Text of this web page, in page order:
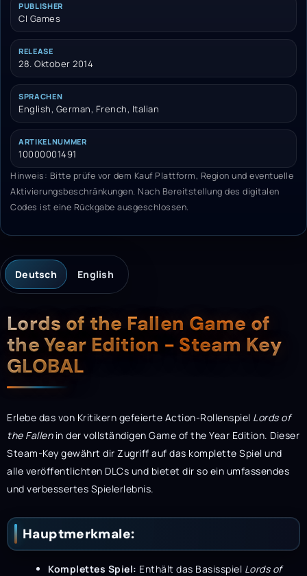
PUBLISHER
CI Games
RELEASE
28. Oktober 2014
SPRACHEN
English, German, French, Italian
ARTIKELNUMMER
10000001491
Hinweis: Bitte prüfe vor dem Kauf Plattform, Region und eventuelle
Aktivierungsbeschränkungen. Nach Bereitstellung des digitalen
Codes ist eine Rückgabe ausgeschlossen.
Deutsch English
Beschreibung
Lords of the Fallen Game of
the Year Edition - Steam Key
GLOBAL
Erlebe das von Kritikern gefeierte Action-Rollenspiel Lords of
the Fallenin der vollständigen Game of the Year Edition. Dieser
Steam-Key gewährt dir Zugriff auf das komplette Spiel und
alle veröffentlichten DLCs und bietet dir so ein umfassendes
und verbessertes Spielerlebnis.
Hauptmerkmale:
Komplettes Spiel: Enthält das Basisspiel Lords of